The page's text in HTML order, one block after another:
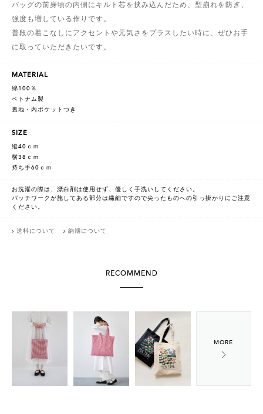
バッグの前身頃の内側にキルト芯を挟み込んだため、型崩れを防ぎ、
強度も増している作りです。
普段の着こなしにアクセントや元気さをプラスしたい時に、ぜひお手
に取っていただきたいです。
MATERIAL
綿100％
ベトナム製
裏地・内ポケットつき
SIZE
縦40ｃｍ
横38ｃｍ
持ち手60ｃｍ
お洗濯の際は、漂白剤は使用せず、優しく手洗いしてください。
パッチワークが施してある部分は繊細ですので尖ったものへの引っ掛かりにご注意
ください。
送料について 納期について
RECOMMEND